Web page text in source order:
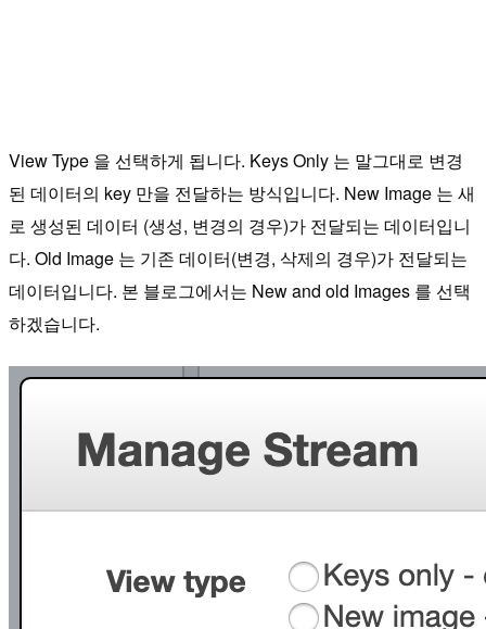
View Type 을 선택하게 됩니다. Keys Only 는 말그대로 변경
된 데이터의 key 만을 전달하는 방식입니다. New Image 는 새
로 생성된 데이터 (생성, 변경의 경우)가 전달되는 데이터입니
다. Old Image 는 기존 데이터(변경, 삭제의 경우)가 전달되는
데이터입니다. 본 블로그에서는 New and old Images 를 선택
하겠습니다.